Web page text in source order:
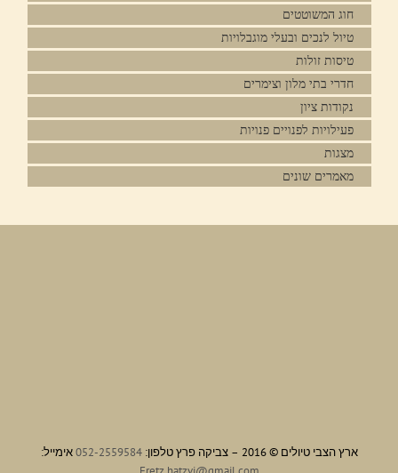
חוג המשוטטים
טיול לנכים ובעלי מוגבלויות
טיסות זולות
חדרי בתי מלון וצימרים
נקודות ציון
פעילויות לפנויים פנויות
מצגות
מאמרים שונים
ארץ הצבי טיולים © 2016 – צביקה פרץ טלפון: 052-2559584אימייל: